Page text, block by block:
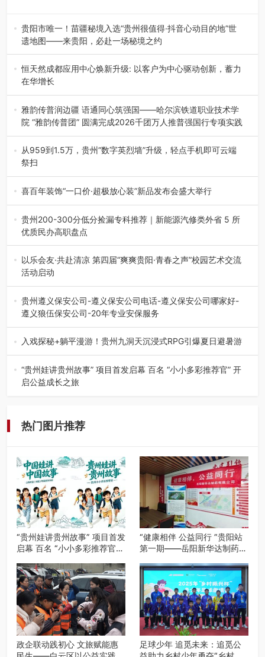
贵阳市唯一！苗疆秘境入选“贵州很值得·抖音心动目的地”世
遗地图——来贵阳，必赴一场秘境之约
2026年7月21日，2026年“贵州很值得”暨抖音“心动目的
地”（贵州站）主题…
恒天然成都应用中心焕新升级: 以客户为中心驱动创新，蓄力
在华增长
融合全球研发实力与本土洞察，深化客户共创，赋能西南市
场创新发展 （7月27日，成…
雅韵传普润边疆 语通同心筑强国——哈尔滨铁道职业技术学
院 “雅韵传普团” 圆满完成2026千团万人推普强国行专项实践
为扎实推进2026“千团万人推普强国行”大学生暑期社会实
践，牢牢紧扣 “雅韵传普…
从959到1.5万，贵州“数字英烈墙”升级，轻点手机即可云端
祭扫
八一建军节到来之际，由贵州省退役军人事务厅指导，贵阳
市退役军人事务局联合贵州广电…
喜百年装饰“一口价·超极放心装”新品发布会盛大举行
2026年7月31日，喜百年装饰“一口价·超极放心装”新品发布
会在贵阳隆重举行。…
贵州200-300分低分捡漏专科推荐｜新能源汽修类外省 5 所
优质民办高职盘点
在贵州省高考志愿填报体系中，200至300分数段考生可选择
的省内工科、新能源汽车…
以乐会友·共赴清凉 第四届“爽爽贵阳·青春之声”校园艺术交流
活动启动
七月的贵阳，清风送爽，第四届“爽爽贵阳·青春之声”校园管
弦乐（合唱）艺术交流活动…
贵州遵义保安公司-遵义保安公司电话-遵义保安公司哪家好-
遵义狼伍保安公司-20年专业安保服务
在遵义，不管是企业园区运营、小区物业管理、建筑工地施
工、商业商场经营，还是举办各…
入戏探秘+躺平漫游！贵州九洞天沉浸式RPG引爆夏日避暑游
入伏后的贵州，清凉依旧。而在毕节深处的九洞天景区，贵
州首个水上喀斯特沉浸式RPG…
“贵州娃讲贵州故事” 项目首发启幕 百名 “小小多彩推荐官” 开
启公益成长之旅
热门图片推荐
“贵州娃讲贵州故事” 项目首发
启幕 百名 “小小多彩推荐官”
“健康相伴 公益同行 ”贵阳站
第一期——岳阳新华达制药贵
政企联动践初心 文旅赋能惠
足球少年 追觅未来：追觅公